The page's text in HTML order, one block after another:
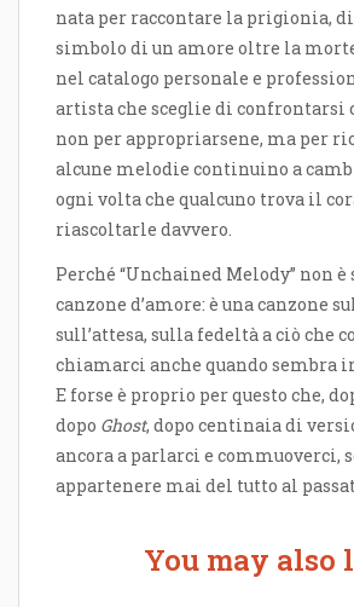
nata per raccontare la prigionia,
simbolo di un amore oltre la
nel catalogo personale e
artista che sceglie di confrontarsi
non per appropriarsene, ma per
alcune melodie continuino a
ogni volta che qualcuno trova il
riascoltarle davvero.
Perché “Unchained Melody” non
canzone d’amore: è una canzone
sull’attesa, sulla fedeltà a ciò che
chiamarci anche quando sembra
E forse è proprio per questo che,
dopo Ghost, dopo centinaia di
ancora a parlarci e commuoverci,
appartenere mai del tutto al
You may also